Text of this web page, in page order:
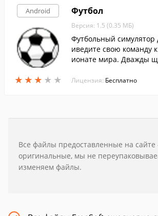
Android
★ ★ ★ ★ ★
★ ★ ★ ★ ★
Футбол
Версия: 1.5 (0.35 МБ)
Футбольный
иведите свою команду
ионате мира. Дважды
Лицензия: Бесплатно
Все файлы предоставленные на
оригинальные, мы не
изменяем файлы.